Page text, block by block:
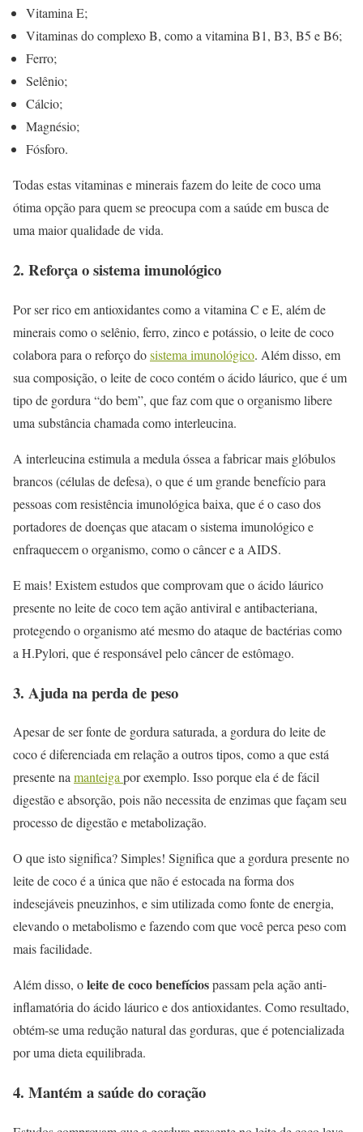
Vitamina E;
Vitaminas do complexo B, como a vitamina B1, B3, B5 e B6;
Ferro;
Selênio;
Cálcio;
Magnésio;
Fósforo.
Todas estas vitaminas e minerais fazem do leite de coco uma
ótima opção para quem se preocupa com a saúde em busca de
uma maior qualidade de vida.
2. Reforça o sistema imunológico
Por ser rico em antioxidantes como a vitamina C e E, além de
minerais como o selênio, ferro, zinco e potássio, o leite de coco
colabora para o reforço dosistema imunológico. Além disso, em
sua composição, o leite de coco contém o ácido láurico, que é um
tipo de gordura “do bem”, que faz com que o organismo libere
uma substância chamada como interleucina.
A interleucina estimula a medula óssea a fabricar mais glóbulos
brancos (células de defesa), o que é um grande benefício para
pessoas com resistência imunológica baixa, que é o caso dos
portadores de doenças que atacam o sistema imunológico e
enfraquecem o organismo, como o câncer e a AIDS.
E mais! Existem estudos que comprovam que o ácido láurico
presente no leite de coco tem ação antiviral e antibacteriana,
protegendo o organismo até mesmo do ataque de bactérias como
a H.Pylori, que é responsável pelo câncer de estômago.
3. Ajuda na perda de peso
Apesar de ser fonte de gordura saturada, a gordura do leite de
coco é diferenciada em relação a outros tipos, como a que está
presente namanteigapor exemplo. Isso porque ela é de fácil
digestão e absorção, pois não necessita de enzimas que façam seu
processo de digestão e metabolização.
O que isto significa? Simples! Significa que a gordura presente no
leite de coco é a única que não é estocada na forma dos
indesejáveis pneuzinhos, e sim utilizada como fonte de energia,
elevando o metabolismo e fazendo com que você perca peso com
mais facilidade.
Além disso, oleite de coco benefíciospassam pela ação anti-
inflamatória do ácido láurico e dos antioxidantes. Como resultado,
obtém-se uma redução natural das gorduras, que é potencializada
por uma dieta equilibrada.
4. Mantém a saúde do coração